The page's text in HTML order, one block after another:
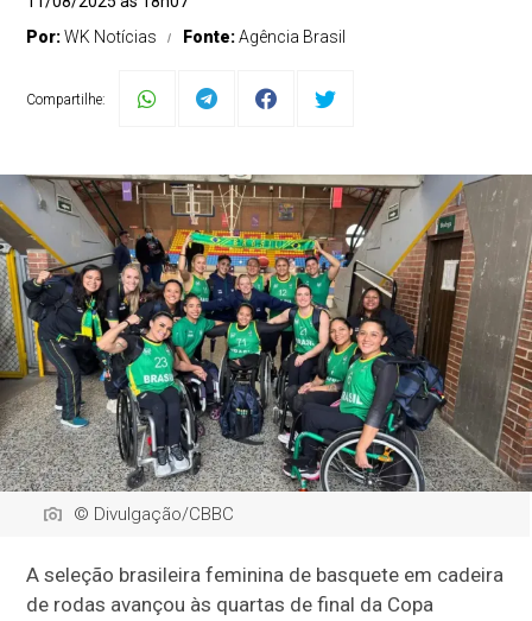
Por:WK Notícias Fonte:Agência Brasil
Compartilhe:
© Divulgação/CBBC
A seleção brasileira feminina de basquete em cadeira
de rodas avançou às quartas de final da Copa